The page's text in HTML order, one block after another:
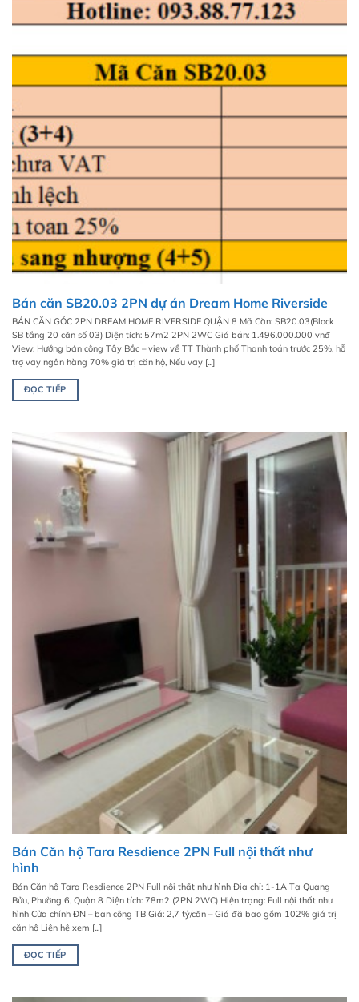
Bán căn SB20.03 2PN dự án Dream Home Riverside
BÁN CĂN GÓC 2PN DREAM HOME RIVERSIDE QUẬN 8 Mã Căn: SB20.03(Block
SB tầng 20 căn số 03) Diện tích: 57m2 2PN 2WC Giá bán: 1.496.000.000 vnđ
View: Hướng bán công Tây Bắc – view về TT Thành phố Thanh toán trước 25%, hỗ
trợ vay ngân hàng 70% giá trị căn hộ, Nếu vay [...]
ĐỌC TIẾP
Bán Căn hộ Tara Resdience 2PN Full nội thất như
hình
Bán Căn hộ Tara Resdience 2PN Full nội thất như hình Địa chỉ: 1-1A Tạ Quang
Bửu, Phường 6, Quận 8 Diện tích: 78m2 (2PN 2WC) Hiện trạng: Full nội thất như
hình Cửa chính ĐN – ban công TB Giá: 2,7 tỷ/căn – Giá đã bao gồm 102% giá trị
căn hộ Liện hệ xem [...]
ĐỌC TIẾP